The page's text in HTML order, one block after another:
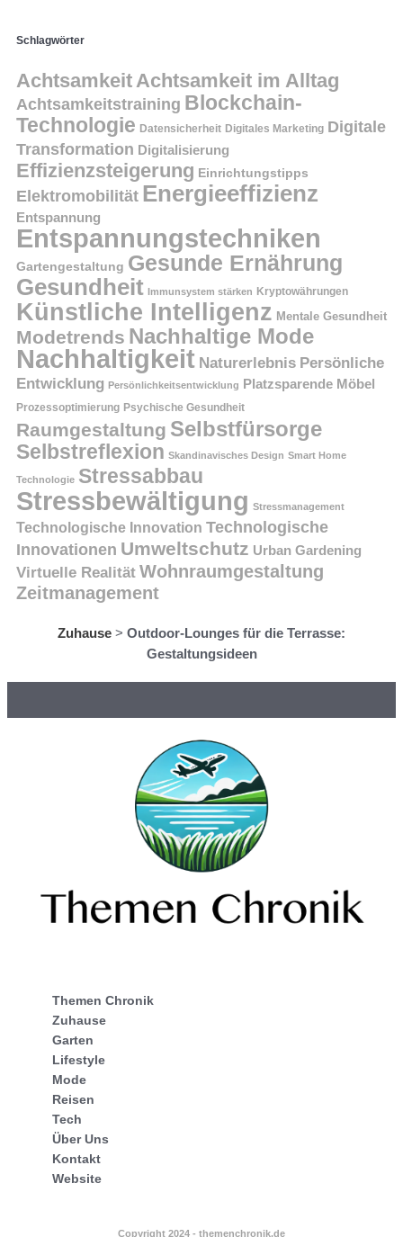
Schlagwörter
Achtsamkeit Achtsamkeit im Alltag
Achtsamkeitstraining Blockchain-
Technologie Datensicherheit Digitales Marketing Digitale
Transformation Digitalisierung
Effizienzsteigerung Einrichtungstipps
Elektromobilität Energieeffizienz
Entspannung
Entspannungstechniken
Gartengestaltung Gesunde Ernährung
Gesundheit Immunsystem stärken Kryptowährungen
Künstliche Intelligenz Mentale Gesundheit
Modetrends Nachhaltige Mode
Nachhaltigkeit Naturerlebnis Persönliche
Entwicklung Persönlichkeitsentwicklung Platzsparende Möbel
Prozessoptimierung Psychische Gesundheit
Raumgestaltung Selbstfürsorge
Selbstreflexion Skandinavisches Design Smart Home
Technologie Stressabbau
Stressbewältigung Stressmanagement
Technologische Innovation Technologische
Innovationen Umweltschutz Urban Gardening
Virtuelle Realität Wohnraumgestaltung
Zeitmanagement
Zuhause > Outdoor-Lounges für die Terrasse:
Gestaltungsideen
Themen Chronik
Zuhause
Garten
Lifestyle
Mode
Reisen
Tech
Über Uns
Kontakt
Website
Copyright 2024 - themenchronik.de